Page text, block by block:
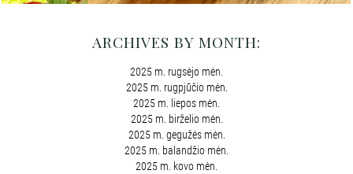
ARCHIVES BY MONTH:
2025 m. rugsėjo mėn.
2025 m. rugpjūčio mėn.
2025 m. liepos mėn.
2025 m. birželio mėn.
2025 m. gegužės mėn.
2025 m. balandžio mėn.
2025 m. kovo mėn.